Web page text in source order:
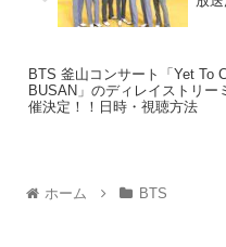
BTS 釜山コンサート「Yet To
BUSAN」のディレイストリー
催決定！！日時・視聴方法
ホーム BTS